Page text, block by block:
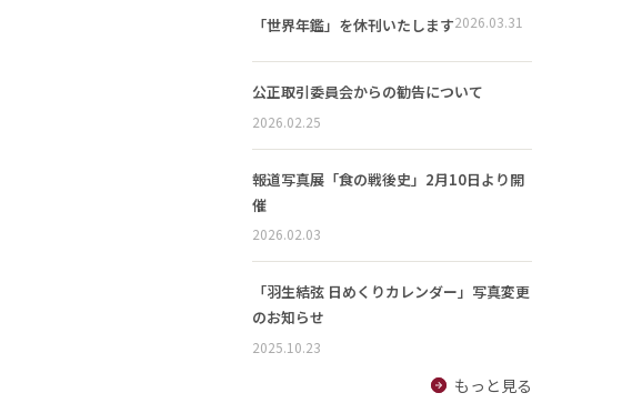
「世界年鑑」を休刊いたします2026.03.31
公正取引委員会からの勧告について
2026.02.25
報道写真展「食の戦後史」2月10日より開
催
2026.02.03
「羽生結弦 日めくりカレンダー」写真変更
のお知らせ
2025.10.23
もっと見る